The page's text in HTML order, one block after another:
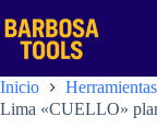
al
contenido
Inicio
Lima «CUELLO»